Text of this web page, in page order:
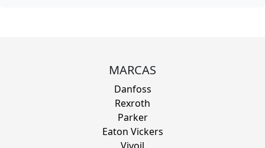
MARCAS
Danfoss
Rexroth
Parker
Eaton Vickers